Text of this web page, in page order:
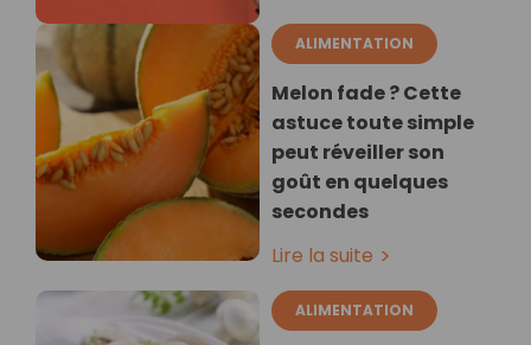
ALIMENTATION
Melon fade ? Cette
astuce toute simple
peut réveiller son
goût en quelques
secondes
Lire la suite
ALIMENTATION